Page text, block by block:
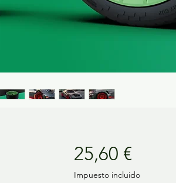
25,60 €Precio
Impuesto incluido